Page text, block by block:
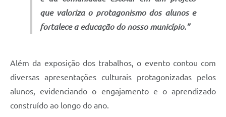
que valoriza o protagonismo dos alunos e
fortalece a educação do nosso município.”
Além da exposição dos trabalhos, o evento contou com
diversas apresentações culturais protagonizadas pelos
alunos, evidenciando o engajamento e o aprendizado
construído ao longo do ano.